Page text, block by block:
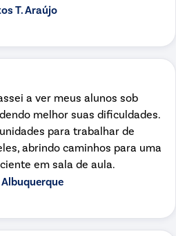
T. Araújo
a ver meus alunos sob
melhor suas dificuldades.
para trabalhar de
abrindo caminhos para uma
em sala de aula.